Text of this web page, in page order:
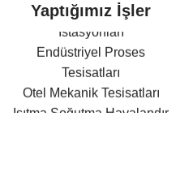
Yaptığımız İşler
Arıtma Tesisleri ve Terfi
İstasyonları
Endüstriyel Proses
Tesisatları
Otel Mekanik Tesisatları
Isıtma,Soğutma,Havalandır